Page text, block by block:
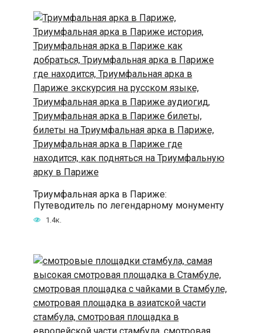
Триумфальная арка в Париже:
Путеводитель по легендарному монументу
1.4к.